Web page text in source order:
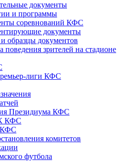
документы
и программы
соревнований КФС
документы
образцы документов
поведения зрителей на стадионе
лиги КФС
Президиума КФС
КФС
КФС
комитетов
футбола